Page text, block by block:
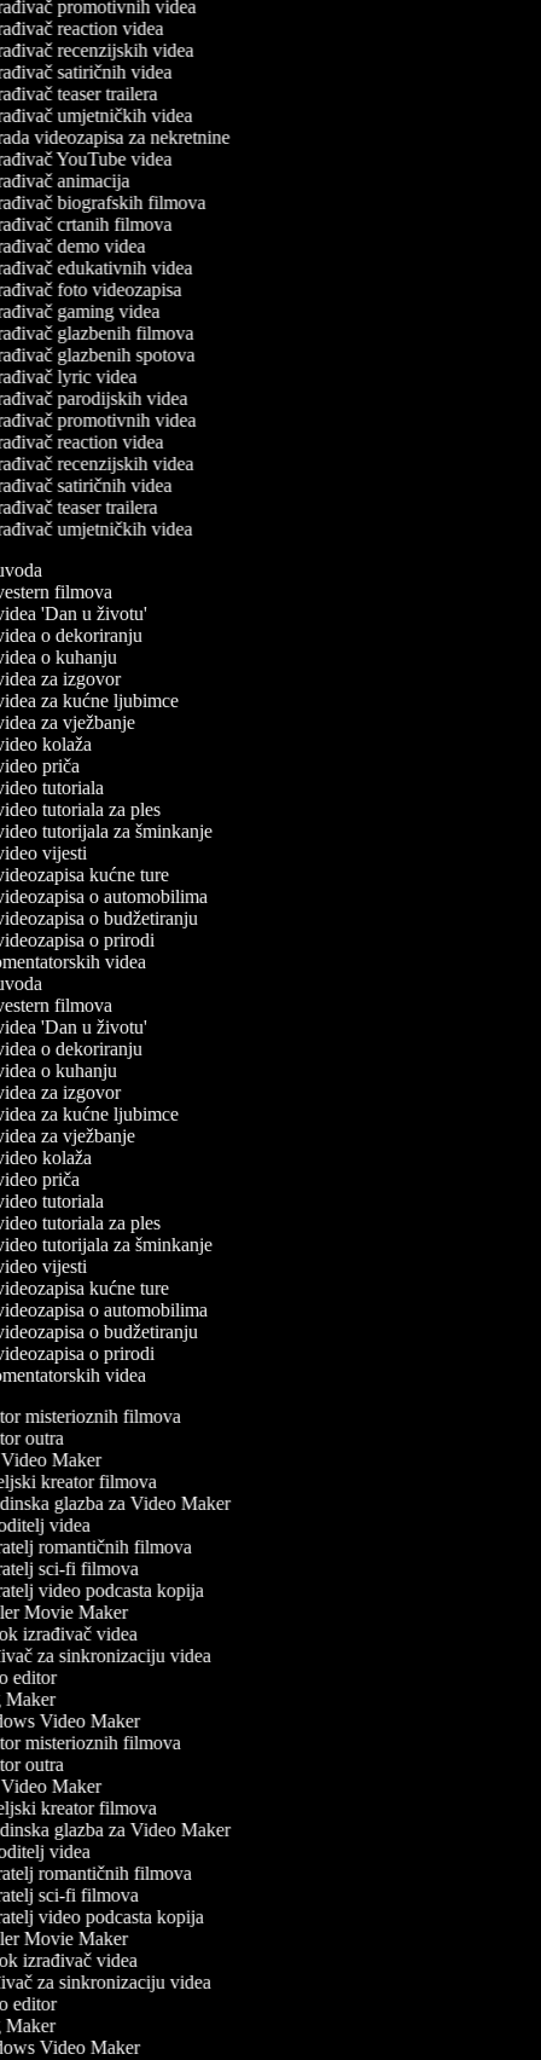
promotivnih videa
reaction videa
recenzijskih videa
satiričnih videa
teaser trailera
umjetničkih videa
videozapisa za nekretnine
YouTube videa
animacija
biografskih filmova
crtanih filmova
demo videa
edukativnih videa
foto videozapisa
gaming videa
glazbenih filmova
glazbenih spotova
lyric videa
parodijskih videa
promotivnih videa
reaction videa
recenzijskih videa
satiričnih videa
teaser trailera
umjetničkih videa
filmova
'Dan u životu'
o dekoriranju
o kuhanju
za izgovor
za kućne ljubimce
za vježbanje
kolaža
priča
tutoriala
tutoriala za ples
tutorijala za šminkanje
vijesti
kućne ture
o automobilima
o budžetiranju
o prirodi
videa
filmova
'Dan u životu'
o dekoriranju
o kuhanju
za izgovor
za kućne ljubimce
za vježbanje
kolaža
priča
tutoriala
tutoriala za ples
tutorijala za šminkanje
vijesti
kućne ture
o automobilima
o budžetiranju
o prirodi
videa
misterioznih filmova
outra
Maker
kreator filmova
glazba za Video Maker
videa
romantičnih filmova
sci-fi filmova
video podcasta kopija
Movie Maker
izrađivač videa
za sinkronizaciju videa
editor
Video Maker
misterioznih filmova
outra
Maker
kreator filmova
glazba za Video Maker
videa
romantičnih filmova
sci-fi filmova
video podcasta kopija
Movie Maker
izrađivač videa
za sinkronizaciju videa
editor
Video Maker